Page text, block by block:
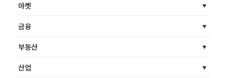
마켓
금융
부동산
산업